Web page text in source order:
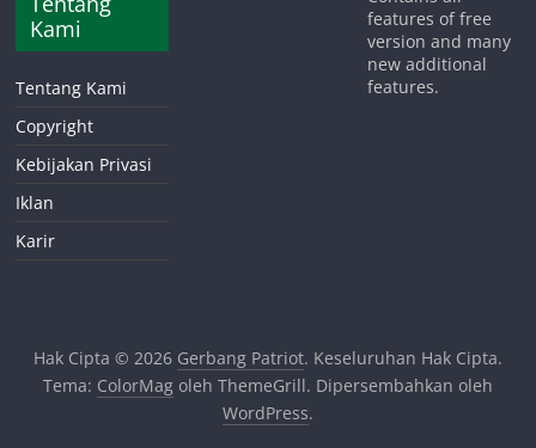
Kami
Tentang Kami
Copyright
Kebijakan Privasi
Iklan
Karir
features of free
version and many
new additional
features.
Hak Cipta © 2026 Gerbang Patriot. Keseluruhan Hak Cipta.
Tema: ColorMagoleh ThemeGrill. Dipersembahkan oleh
WordPress.